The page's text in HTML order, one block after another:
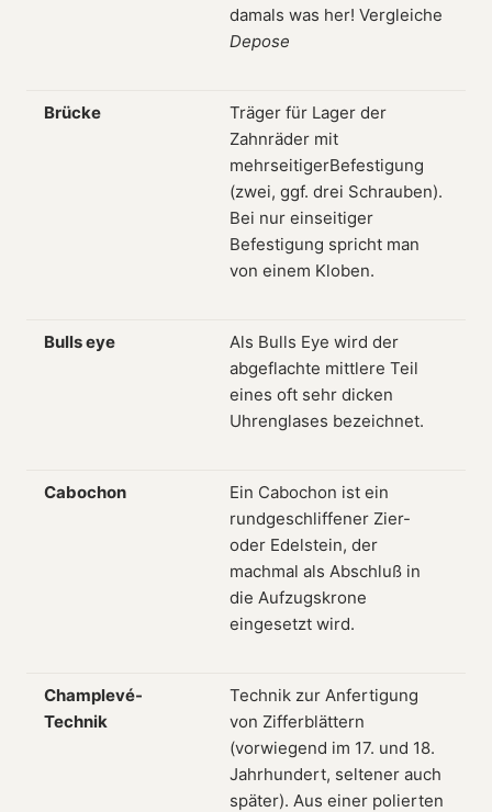
damals was her! Vergleiche
Depose
Brücke
Träger für Lager der
Zahnräder mit
mehrseitigerBefestigung
(zwei, ggf. drei Schrauben).
Bei nur einseitiger
Befestigung spricht man
von einem Kloben.
Bulls eye
Als Bulls Eye wird der
abgeflachte mittlere Teil
eines oft sehr dicken
Uhrenglases bezeichnet.
Cabochon
Ein Cabochon ist ein
rundgeschliffener Zier-
oder Edelstein, der
machmal als Abschluß in
die Aufzugskrone
eingesetzt wird.
Champlevé-
Technik
Technik zur Anfertigung
von Zifferblättern
(vorwiegend im 17. und 18.
Jahrhundert, seltener auch
später). Aus einer polierten